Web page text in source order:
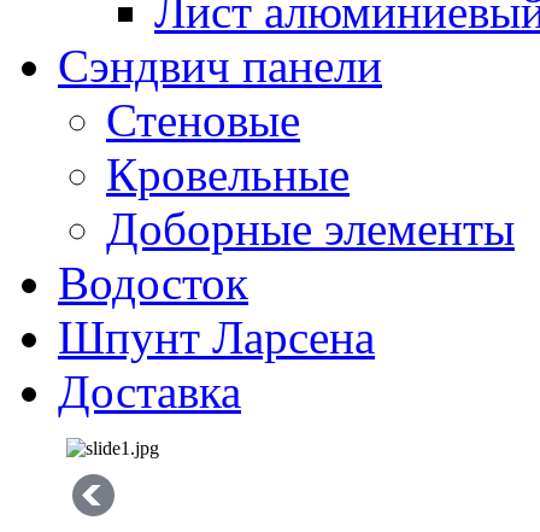
Лист
Сэндвич панели
Стеновые
Кровельные
Доборные элементы
Водосток
Шпунт Ларсена
Доставка